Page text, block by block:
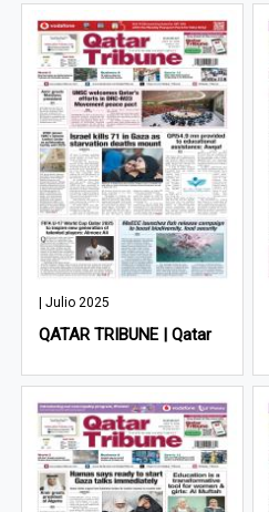
| Julio 2025
QATAR TRIBUNE | Qatar